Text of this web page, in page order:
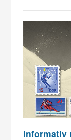
Informativ